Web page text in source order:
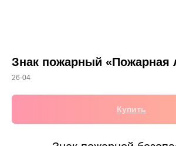
Знак пожарный «Пожарная
26-04
Купить